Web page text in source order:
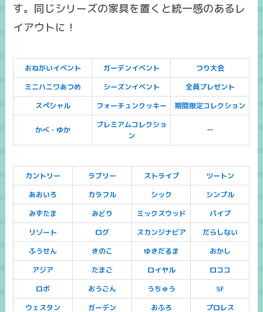
す。同じシリーズの家具を置くと統一感のあるレ
イアウトに！
おねがいイベント ガーデンイベント
つり大会
ミニハニワあつめ
シーズンイベント
全員プレゼント
スペシャル
フォーチュンクッキー 期間限定コレクション
かべ・ゆか
プレミアムコレクショ
ン
ー
カントリー ラブリー ストライプ
ツートン
あおいろ
カラフル シック
シンプル
みずたま
みどり ミックスウッド
パイプ
リゾート
ログ スカンジナビア
だらしない
ふうせん
きのこ ゆきだるま
おかし
アジア
たまご ロイヤル
ロココ
ロボ
おうごん うちゅう
SF
ウェスタン
ガーデン おふろ プロレス